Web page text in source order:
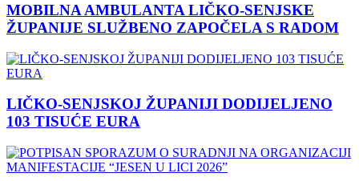
MOBILNA AMBULANTA LIČKO-SENJSKE
ŽUPANIJE SLUŽBENO ZAPOČELA S RADOM
LIČKO-SENJSKOJ ŽUPANIJI DODIJELJENO
103 TISUĆE EURA